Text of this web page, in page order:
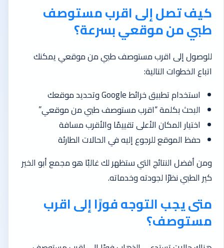
كيف تصل إلى اقرب مستوصف
طبي من موقعي بسرعة؟
للوصول إلى اقرب مستوصف طبي من موقعي يمكنك
اتباع الخطوات التالية:
استخدام تطبيق خرائط Google وتحديد موقعك
البحث بكلمة “اقرب مستوصف طبي من موقعي”
اختيار المكان الأعلى تقييمًا والأقرب مسافة
حفظ الموقع للرجوع إليه في الحالات الطارئة
ومن أفضل النتائج التي ستظهر لك غالبًا هو مجمع أبو الخير
كير الطبي نظرًا لجودته وخدماته.
متى يجب التوجه فورًا إلى اقرب
مستوصف؟